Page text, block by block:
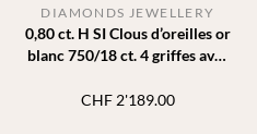
0,80 ct. H SI Clous d’oreilles or
blanc 750/18 ct. 4 griffes avec
DIAMONDS JEWELLERY
CHF 2'189.00